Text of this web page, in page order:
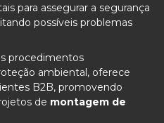
para assegurar a segurança
possíveis problemas
procedimentos
ambiental, oferece
B2B, promovendo
de montagem de